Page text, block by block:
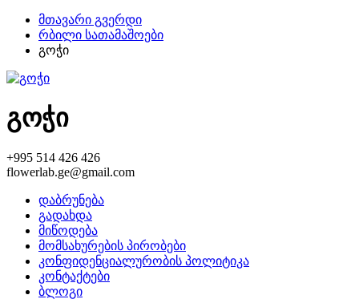
მთავარი გვერდი
რბილი სათამაშოები
გოჭი
გოჭი
+995 514 426 426
flowerlab.ge@gmail.com
დაბრუნება
გადახდა
მიწოდება
მომსახურების პირობები
კონფიდენციალურობის პოლიტიკა
კონტაქტები
ბლოგი